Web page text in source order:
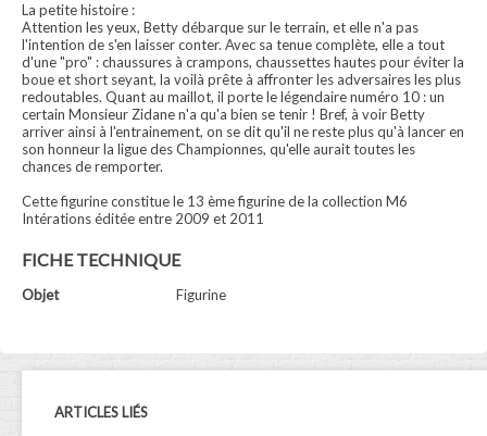
La petite histoire :
Attention les yeux, Betty débarque sur le terrain, et elle n'a pas
l'intention de s'en laisser conter. Avec sa tenue complète, elle a tout
d'une "pro" : chaussures à crampons, chaussettes hautes pour éviter la
boue et short seyant, la voilà prête à affronter les adversaires les plus
redoutables. Quant au maillot, il porte le légendaire numéro 10 : un
certain Monsieur Zidane n'a qu'a bien se tenir ! Bref, à voir Betty
arriver ainsi à l'entrainement, on se dit qu'il ne reste plus qu'à lancer en
son honneur la ligue des Championnes, qu'elle aurait toutes les
chances de remporter.
Cette figurine constitue le 13 ème figurine de la collection M6
Intérations éditée entre 2009 et 2011
FICHE TECHNIQUE
Objet Figurine
ARTICLES LIÉS